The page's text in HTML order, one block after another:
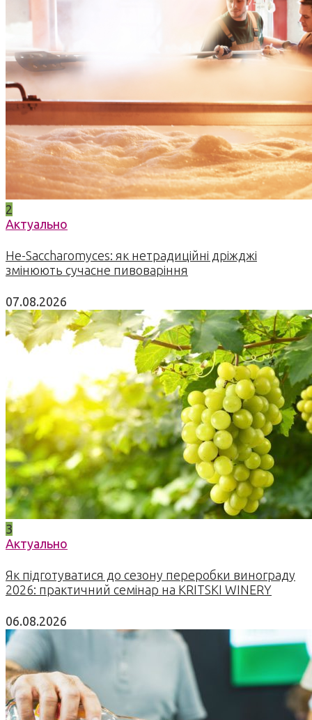
2
Актуально
Не-Saccharomyces: як нетрадиційні дріжджі
змінюють сучасне пивоваріння
07.08.2026
3
Актуально
Як підготуватися до сезону переробки винограду
2026: практичний семінар на KRITSKI WINERY
06.08.2026